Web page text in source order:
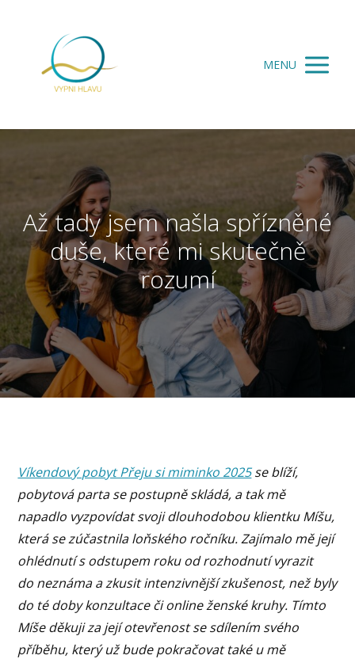
MENU
Až tady jsem našla spřízněné
duše, které mi skutečně
rozumí
Víkendový pobyt Přeju si miminko 2025se blíží,
pobytová parta se postupně skládá, a tak mě
napadlo vyzpovídat svoji dlouhodobou klientku Míšu,
která se zúčastnila loňského ročníku. Zajímalo mě její
ohlédnutí s odstupem roku od rozhodnutí vyrazit
do neznáma a zkusit intenzivnější zkušenost, než byly
do té doby konzultace či online ženské kruhy. Tímto
Míše děkuji za její otevřenost se sdílením svého
příběhu, který už bude pokračovat také u mě